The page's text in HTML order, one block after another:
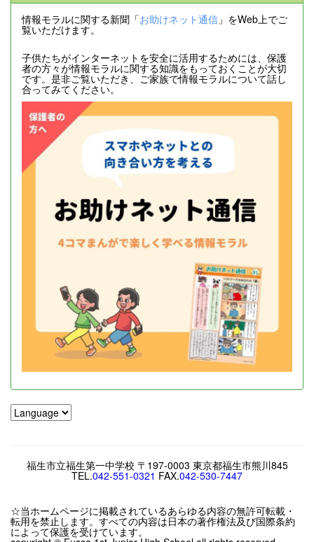
情報モラルに関する新聞「お助けネット通信 」をWeb上でご
覧いただけます。
子供たちがインターネットを安全に活用するためには、保護
者の方々が情報モラルに関する知識をもっておくことが大切
です。是非ご覧いただき、ご家族で情報モラルについて話し
合ってみてください。
福生市立福生第一中学校 〒197-0003 東京都福生市熊川845
TEL.042-551-0321 FAX.042-530-7447
☆当ホームページに掲載されているあらゆる内容の無許可転載・
転用を禁止します。すべての内容は日本の著作権法及び国際条約
によって保護を受けています。